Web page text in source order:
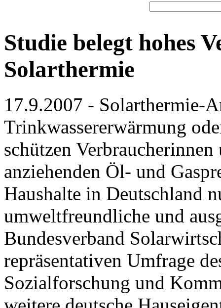
Studie belegt hohes
Solarthermie
17.9.2007 - Solarthermie-
Trinkwassererwärmung
schützen
anziehenden Öl- und
Haushalte in Deutschland
umweltfreundliche und
Bundesverband
repräsentativen Umfrage
Sozialforschung und